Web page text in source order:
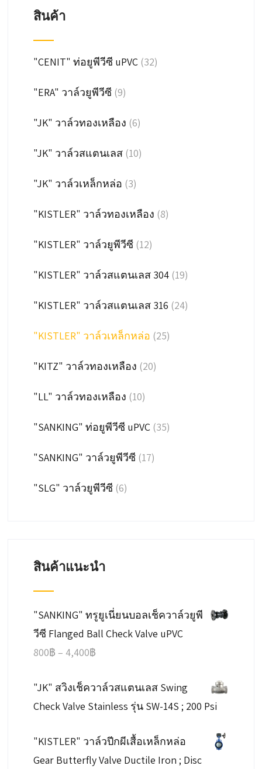
สินค้า
"CENIT" ท่อยูพีวีซี uPVC (32)
"ERA" วาล์วยูพีวีซี (9)
"JK" วาล์วทองเหลือง (6)
"JK" วาล์วสแตนเลส (10)
"JK" วาล์วเหล็กหล่อ (3)
"KISTLER" วาล์วทองเหลือง (8)
"KISTLER" วาล์วยูพีวีซี (12)
"KISTLER" วาล์วสแตนเลส 304 (19)
"KISTLER" วาล์วสแตนเลส 316 (24)
"KISTLER" วาล์วเหล็กหล่อ (25)
"KITZ" วาล์วทองเหลือง (20)
"LL" วาล์วทองเหลือง (10)
"SANKING" ท่อยูพีวีซี uPVC (35)
"SANKING" วาล์วยูพีวีซี (17)
"SLG" วาล์วยูพีวีซี (6)
สินค้าแนะนำ
"SANKING" ทรูยูเนี่ยนบอลเช็ควาล์วยูพี
วีซี Flanged Ball Check Valve uPVC
800฿ – 4,400฿Price
800฿
through
"JK" สวิงเช็ควาล์วสแตนเลส Swing
Check Valve Stainless รุ่น SW-14S ; 200 Psi
"KISTLER" วาล์วปีกผีเสื้อเหล็กหล่อ
Gear Butterfly Valve Ductile Iron ; Disc